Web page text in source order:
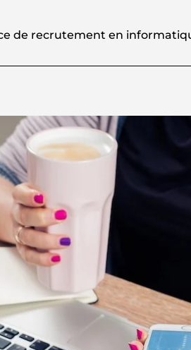
de recrutement en